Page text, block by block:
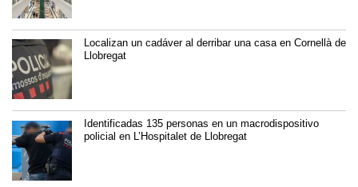
Localizan un cadáver al derribar una casa en Cornellà de
Llobregat
Identificadas 135 personas en un macrodispositivo
policial en L’Hospitalet de Llobregat